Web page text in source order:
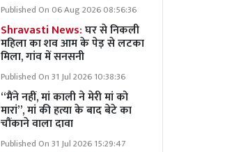
Published On 06 Aug 2026 08:56:36
Shravasti News:घर से निकली
महिला का शव आम के पेड़ से लटका
मिला, गांव में सनसनी
Published On 31 Jul 2026 10:38:36
“मैंने नहीं, मां काली ने मेरी मां को
मारां”, मां की हत्या के बाद बेटे का
चौंकाने वाला दावा
Published On 31 Jul 2026 15:29:47